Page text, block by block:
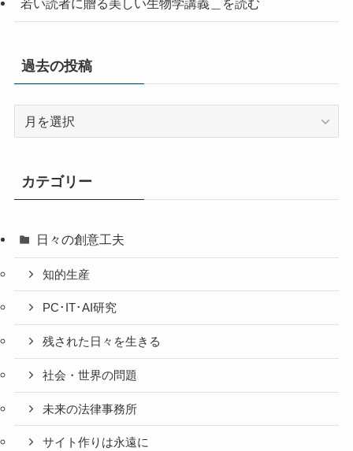
若い読者に贈る美しい生物学講義＿を読む
過去の投稿
稿
カテゴリー
日々の創意工夫
知的生産
PC･IT･AI研究
残された日々を生きる
社会・世界の問題
未来の法律事務所
サイト作りは永遠に